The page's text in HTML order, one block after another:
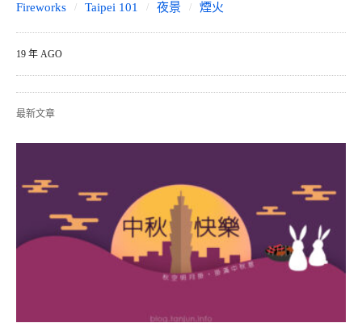
Fireworks Taipei 101 夜景 煙火
19 年 AGO
最新文章